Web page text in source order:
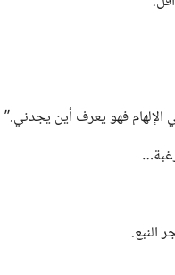
الإلهام فهو يعرف أين يجدني.”
النبع.